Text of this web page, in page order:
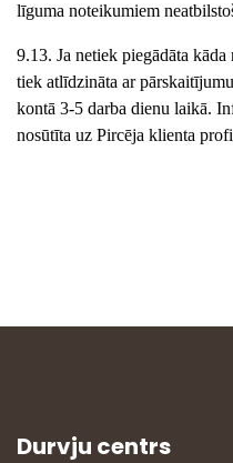
līguma noteikumiem
9.13. Ja netiek piegādāta
tiek atlīdzināta ar
kontā 3-5 darba dienu laikā.
nosūtīta uz Pircēja klienta
Durvju centrs